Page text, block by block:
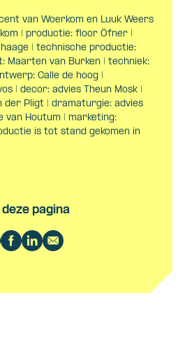
van Woerkom en Luuk Weers
| productie: floor Öfner |
| technische productie:
Maarten van Burken | techniek:
Calle de hoog |
| decor: advies Theun Mosk |
der Pligt | dramaturgie: advies
van Houtum | marketing:
is tot stand gekomen in
deze pagina